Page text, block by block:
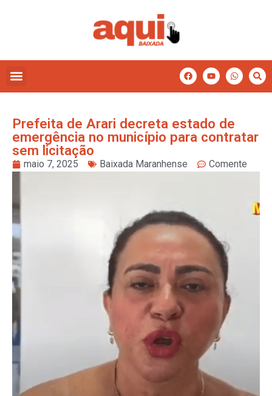
Prefeita de Arari decreta estado de
emergência no município para contratar
sem licitação
maio 7, 2025 Baixada Maranhense Comente